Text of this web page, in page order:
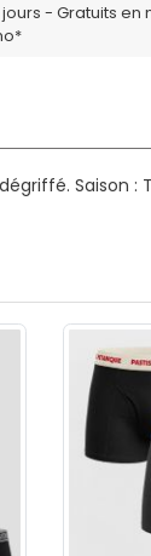
jours - Gratuits
Saison :